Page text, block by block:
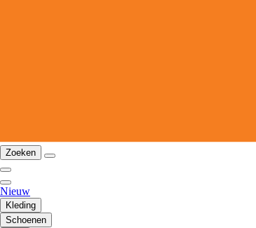
Zoeken
Nieuw
Kleding
Schoenen